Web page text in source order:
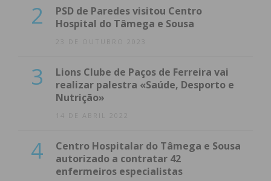
2
PSD de Paredes visitou Centro
Hospital do Tâmega e Sousa
23 DE OUTUBRO 2023
3
Lions Clube de Paços de Ferreira vai
realizar palestra «Saúde, Desporto e
Nutrição»
14 DE ABRIL 2022
4
Centro Hospitalar do Tâmega e Sousa
autorizado a contratar 42
enfermeiros especialistas